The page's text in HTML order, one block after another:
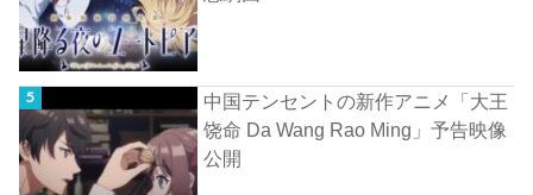
中国テンセントの新作アニメ「大王
饶命 Da Wang Rao Ming」予告映像
公開